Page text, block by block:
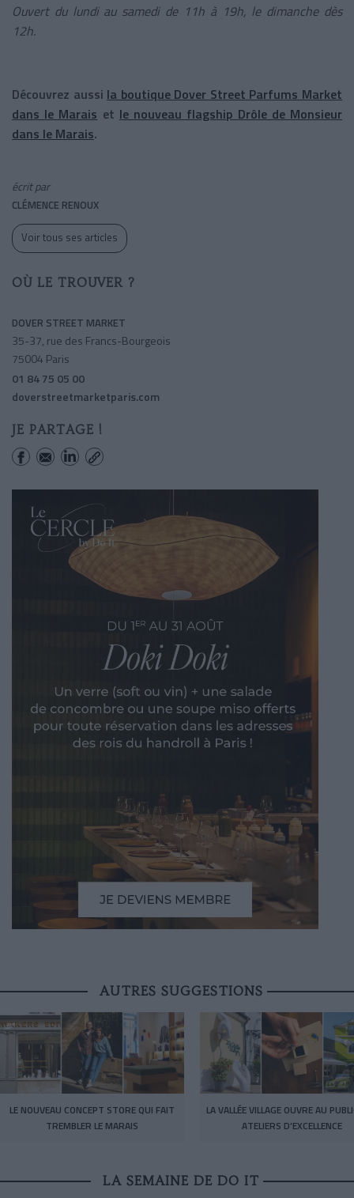
Ouvert du lundi au samedi de 11h à 19h, le dimanche dès
12h.
Découvrez aussi la boutique Dover Street Parfums Market
dans le Marais et le nouveau flagship Drôle de Monsieur
dans le Marais.
écrit par
CLÉMENCE RENOUX
Voir tous ses articles
OÙ LE TROUVER ?
DOVER STREET MARKET
35-37, rue des Francs-Bourgeois
75004 Paris
01 84 75 05 00
doverstreetmarketparis.com
JE PARTAGE !
AUTRES SUGGESTIONS
LE NOUVEAU CONCEPT STORE QUI FAIT
TREMBLER LE MARAIS
LA VALLÉE VILLAGE OUVRE AU
ATELIERS D’EXCELLENCE
LA SEMAINE DE DO IT